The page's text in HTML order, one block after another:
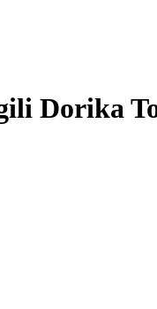
Dorika